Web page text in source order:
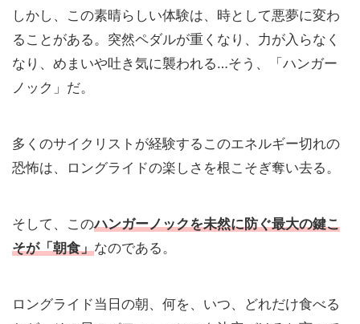
しかし、この素晴らしい体験は、時として悪夢に変わ
ることがある。突然ペダルが重くなり、力が入らなく
なり、めまいや吐き気に襲われる…そう、「ハンガー
ノック」だ。
多くのサイクリストが経験するこのエネルギー切れの
恐怖は、ロングライドの楽しさを根こそぎ奪い去る。
そして、このハンガーノックを未然に防ぐ最大の鍵こ
そが「朝食」なのである。
ロングライド当日の朝、何を、いつ、どれだけ食べる